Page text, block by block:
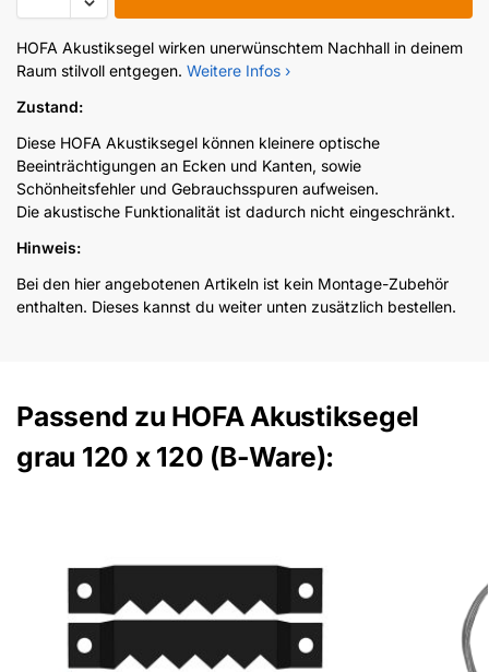
HOFA Akustiksegel wirken unerwünschtem Nachhall in deinem
Raum stilvoll entgegen. Weitere Infos ›
Zustand:
Diese HOFA Akustiksegel können kleinere optische
Beeinträchtigungen an Ecken und Kanten, sowie
Schönheitsfehler und Gebrauchsspuren aufweisen.
Die akustische Funktionalität ist dadurch nicht eingeschränkt.
Hinweis:
Bei den hier angebotenen Artikeln ist kein Montage-Zubehör
enthalten. Dieses kannst du weiter unten zusätzlich bestellen.
Passend zu HOFA Akustiksegel
grau 120 x 120 (B-Ware):